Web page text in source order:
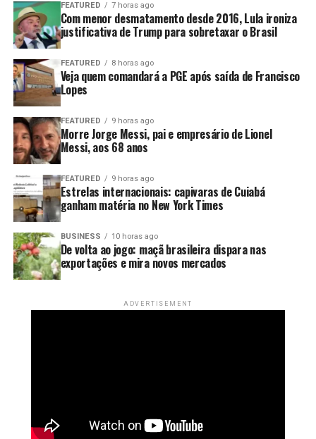
FEATURED 7 horas ago
Com menor desmatamento desde 2016, Lula ironiza
justificativa de Trump para sobretaxar o Brasil
FEATURED 8 horas ago
Veja quem comandará a PGE após saída de Francisco
Lopes
FEATURED 9 horas ago
Morre Jorge Messi, pai e empresário de Lionel
Messi, aos 68 anos
FEATURED 9 horas ago
Estrelas internacionais: capivaras de Cuiabá
ganham matéria no New York Times
BUSINESS 10 horas ago
De volta ao jogo: maçã brasileira dispara nas
exportações e mira novos mercados
ADVERTISEMENT